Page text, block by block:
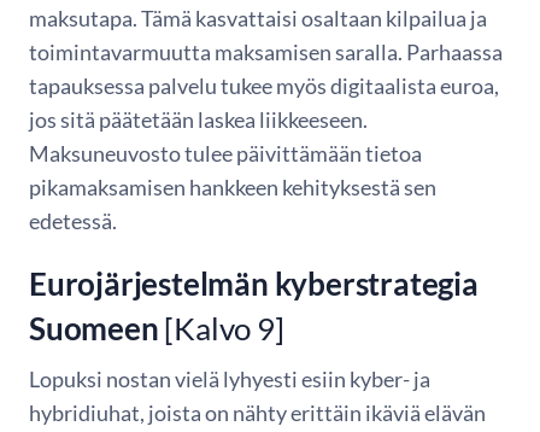
maksutapa. Tämä kasvattaisi osaltaan kilpailua ja
toimintavarmuutta maksamisen saralla. Parhaassa
tapauksessa palvelu tukee myös digitaalista euroa,
jos sitä päätetään laskea liikkeeseen.
Maksuneuvosto tulee päivittämään tietoa
pikamaksamisen hankkeen kehityksestä sen
edetessä.
Eurojärjestelmän kyberstrategia
Suomeen[Kalvo 9]
Lopuksi nostan vielä lyhyesti esiin kyber- ja
hybridiuhat, joista on nähty erittäin ikäviä elävän